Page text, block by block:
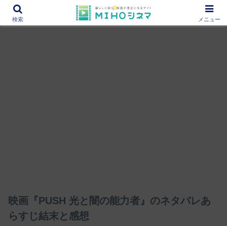
12000作品を紹介！あなたの映画図書館『MIHOシネマ』
映画『PUSH 光と闇の能力者』のネタバレあ
らすじ結末と感想
検索 メニュー